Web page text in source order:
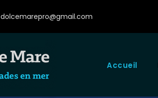
dolcemarepro@gmail.com
Accueil